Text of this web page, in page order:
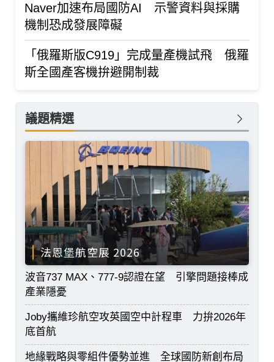
Naver加速布局國防AI 示警資料與採購
機制恐成發展障礙
「俄羅斯版C919」完成量產機試飛 俄羅
斯全國產客機拚避開制裁
議題精選
法恩堡航空展 2026
波音737 MAX、777-9認證在望 引擎問題接棒成
產業隱憂
Joby攜維珍航空攻英國空中計程車 力拚2026年
底首航
地緣戰略與零組件優勢並進 全球國防新創布局